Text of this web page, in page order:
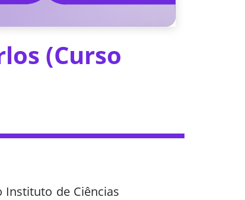
(Curso
Instituto de Ciências